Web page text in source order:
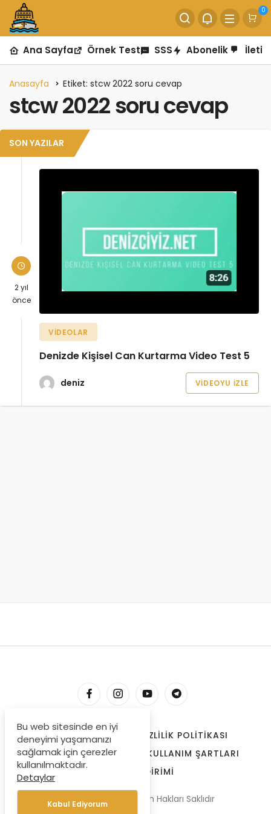
0
Ana Sayfa Örnek Test SSS Abonelik
Anasayfa Etiket: stcw 2022 soru cevap
stcw 2022 soru cevap
SON YAZILAR
2 yıl
önce
VIDEOLAR
Denizde Kişisel Can Kurtarma Video Test 5
deniz VIDEOYU İZLE
HESABIM İLETIŞIM
GIZLILIK POLITIKASI
ÇEREZLER
BIZE ULAŞIN
KULLANIM ŞARTLARI
ÖDEME BILDIRIMI
© Copyright 2022, Tüm Hakları Saklıdır
Bu web sitesinde en iyi
deneyimi yaşamanızı
sağlamak için çerezler
kullanılmaktadır.
Detaylar
Kabul Ediyorum